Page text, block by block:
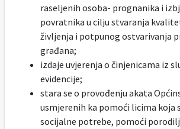
raseljenih osoba- prognanika i
povratnika u cilju stvaranja
življenja i potpunog ostvarivanja
građana;
izdaje uvjerenja o činjenicama iz
evidencije;
stara se o provođenju akata
usmjerenih ka pomoći licima koja
socijalne potrebe, pomoći